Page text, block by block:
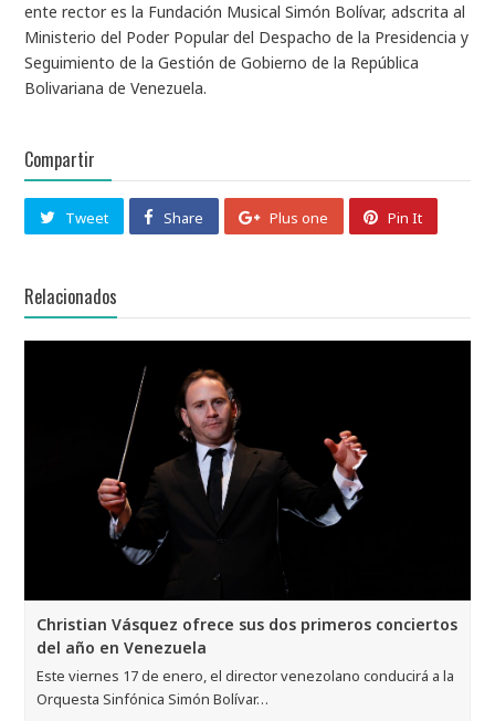
ente rector es la Fundación Musical Simón Bolívar, adscrita al
Ministerio del Poder Popular del Despacho de la Presidencia y
Seguimiento de la Gestión de Gobierno de la República
Bolivariana de Venezuela.
Compartir
Tweet Share Plus one Pin It
Relacionados
Christian Vásquez ofrece sus dos primeros conciertos
del año en Venezuela
Este viernes 17 de enero, el director venezolano conducirá a la
Orquesta Sinfónica Simón Bolívar…